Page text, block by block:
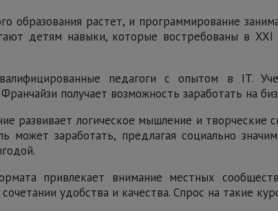
образования растет, и программирование
детям навыки, которые востребованы в
педагоги с опытом в IT.
получает возможность заработать на
развивает логическое мышление и
может заработать, предлагая социально
привлекает внимание местных
сочетании удобства и качества. Спрос на такие